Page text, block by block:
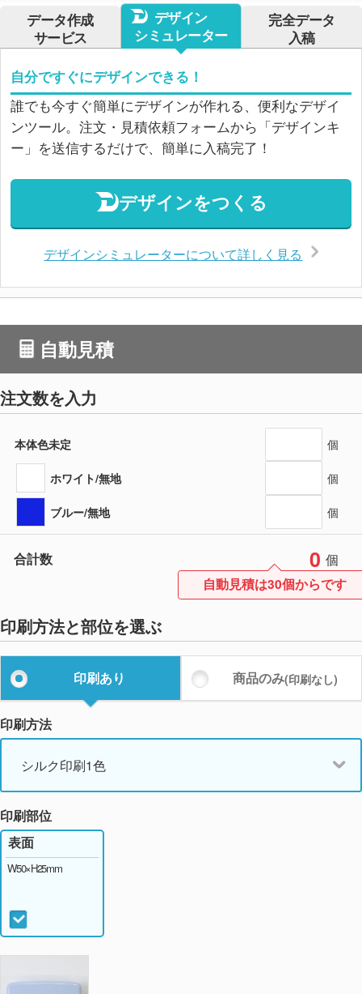
データ作成
サービス
デザイン
シミュレーター
完全データ
入稿
自分ですぐにデザインできる！
誰でも今すぐ簡単にデザインが作れる、便利なデザイ
ンツール。注文・見積依頼フォームから「デザインキ
ー」を送信するだけで、簡単に入稿完了！
デザインをつくる
デザインシミュレーターについて詳しく見る
自動見積
注文数を入力
本体色未定 個
ホワイト/無地 個
ブルー/無地 個
合計数 0 個
自動見積は30個からです
印刷方法と部位を選ぶ
印刷あり 商品のみ(印刷なし)
印刷方法
シルク印刷1色
印刷部位
表面
W50×H25mm